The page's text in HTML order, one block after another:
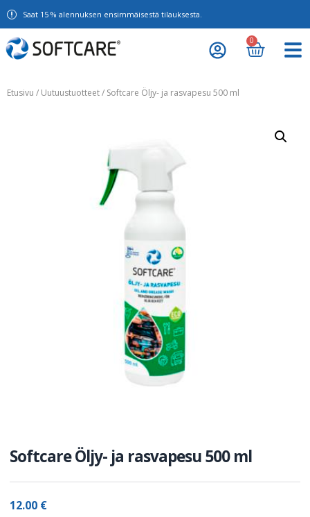
Saat 15 % alennuksen ensimmäisestä tilauksesta.
0
Etusivu / Uutuustuotteet/ Softcare Öljy- ja rasvapesu 500 ml
Softcare Öljy- ja rasvapesu 500 ml
12.00 €